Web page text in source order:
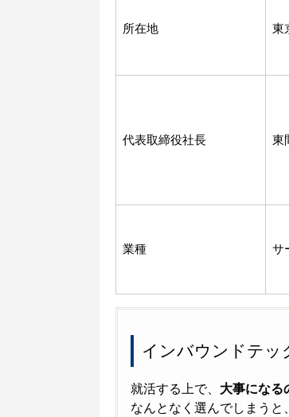
所在地 東
代表取締役社長
業種 サ
インバウンドテッ
就活する上で、 大事になる
なんとなく選んでしまうと